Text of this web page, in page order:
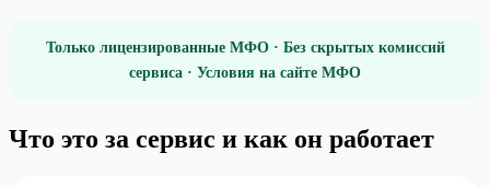
Только лицензированные МФО · Без скрытых комиссий
сервиса · Условия на сайте МФО
Что это за сервис и как он работает